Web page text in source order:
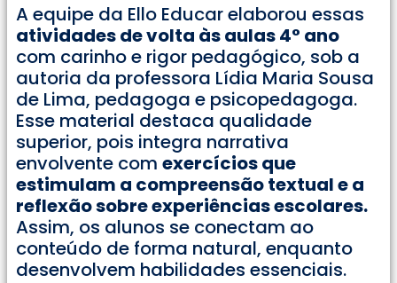
A equipe da Ello Educar elaborou essas
atividades de volta às aulas 4° ano
com carinho e rigor pedagógico, sob a
autoria da professora Lídia Maria Sousa
de Lima, pedagoga e psicopedagoga.
Esse material destaca qualidade
superior, pois integra narrativa
envolvente com exercícios que
estimulam a compreensão textual e a
reflexão sobre experiências escolares.
Assim, os alunos se conectam ao
conteúdo de forma natural, enquanto
desenvolvem habilidades essenciais.